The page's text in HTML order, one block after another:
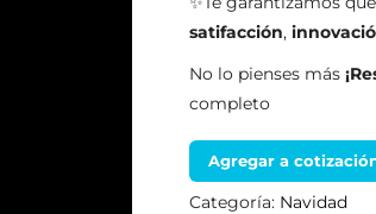
satifacción,
No lo pienses más
completo
Agregar a
Categoría: Navidad